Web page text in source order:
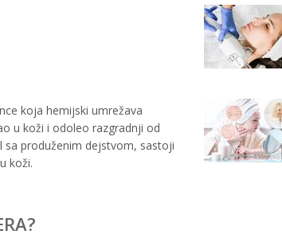
koja hemijski umrežava
u koži i odoleo razgradnji od
sa produženim dejstvom, sastoji
koži.